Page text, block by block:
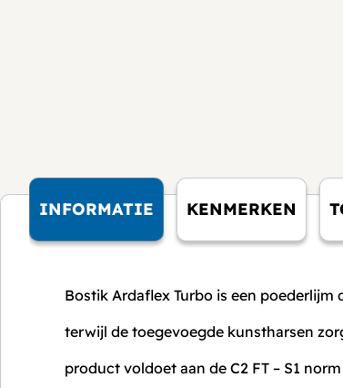
INFORMATIE KENMERKEN
Bostik Ardaflex Turbo is een
terwijl de toegevoegde kunstharsen
product voldoet aan de C2 FT – S1